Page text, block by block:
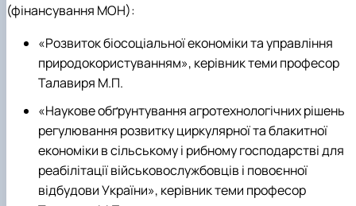
(фінансування МОН):
«Розвиток біосоціальної економіки та управління
природокористуванням», керівник теми професор
Талавиря М.П.
«Наукове обґрунтування агротехнологічних рішень
регулювання розвитку циркулярної та блакитної
економіки в сільському і рибному господарстві для
реабілітації військовослужбовців і повоєнної
відбудови України», керівник теми професор